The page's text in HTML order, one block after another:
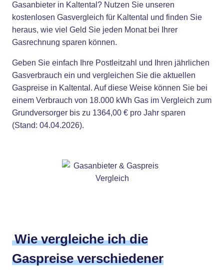
Gasanbieter in Kaltental? Nutzen Sie unseren
kostenlosen Gasvergleich für Kaltental und finden Sie
heraus, wie viel Geld Sie jeden Monat bei Ihrer
Gasrechnung sparen können.
Geben Sie einfach Ihre Postleitzahl und Ihren jährlichen
Gasverbrauch ein und vergleichen Sie die aktuellen
Gaspreise in Kaltental. Auf diese Weise können Sie bei
einem Verbrauch von 18.000 kWh Gas im Vergleich zum
Grundversorger bis zu 1364,00 € pro Jahr sparen
(Stand: 04.04.2026).
Wie vergleiche ich die
Gaspreise verschiedener